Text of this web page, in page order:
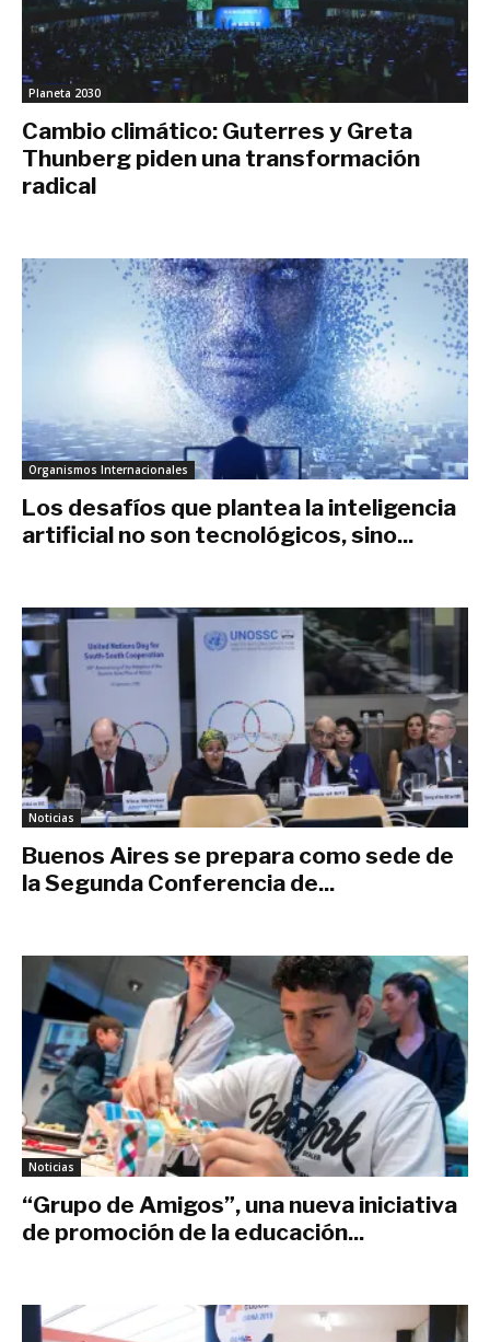
Planeta 2030
Cambio climático: Guterres y Greta
Thunberg piden una transformación
radical
Organismos Internacionales
Los desafíos que plantea la inteligencia
artificial no son tecnológicos, sino...
Noticias
Buenos Aires se prepara como sede de
la Segunda Conferencia de...
Noticias
“Grupo de Amigos”, una nueva iniciativa
de promoción de la educación...